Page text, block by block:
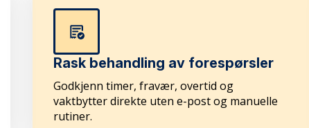
Rask behandling av forespørsler
Godkjenn timer, fravær, overtid og
vaktbytter direkte uten e-post og manuelle
rutiner.